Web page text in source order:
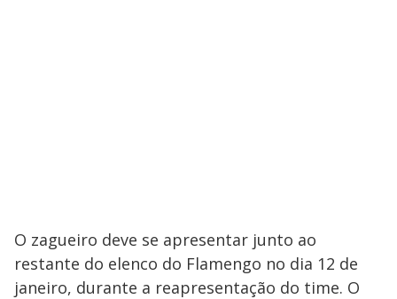
O zagueiro deve se apresentar junto ao
restante do elenco do Flamengo no dia 12 de
janeiro, durante a reapresentação do time. O